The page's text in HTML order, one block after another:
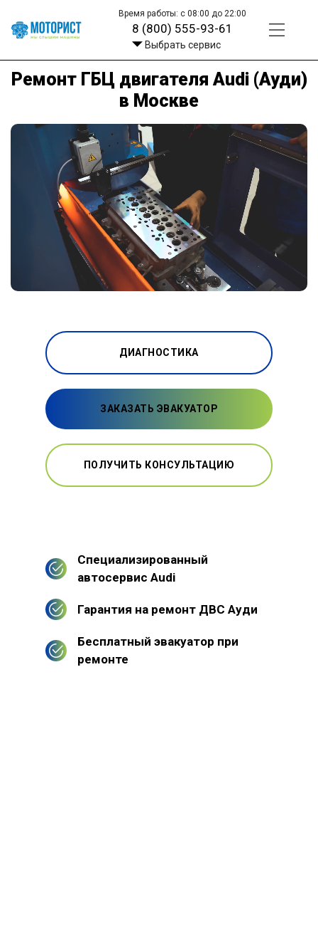
Время работы: с 08:00 до 22:00
8 (800) 555-93-61
Выбрать сервис
Ремонт ГБЦ двигателя Audi (Ауди)
в Москве
ДИАГНОСТИКА
ЗАКАЗАТЬ ЭВАКУАТОР
ПОЛУЧИТЬ КОНСУЛЬТАЦИЮ
Специализированный
автосервис Audi
Гарантия на ремонт ДВС Ауди
Бесплатный эвакуатор при
ремонте